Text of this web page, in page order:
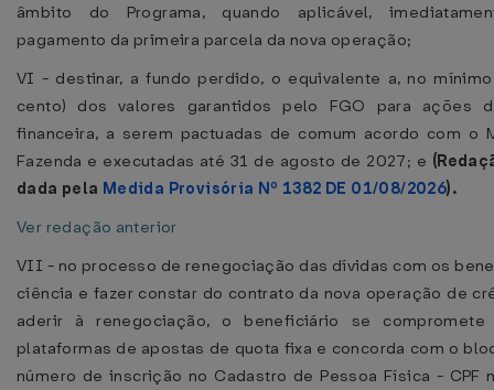
âmbito do Programa, quando aplicável,
pagamento da primeira parcela da nova operação;
VI - destinar, a fundo perdido, o equivalente a, no
cento) dos valores garantidos pelo FGO para ações
financeira, a serem pactuadas de comum acordo com o
Fazenda e executadas até 31 de agosto de 2027; e
dada pela Medida Provisória Nº 1382 DE 01/08/2026).
Ver redação anterior
VII - no processo de renegociação das dívidas com os
ciência e fazer constar do contrato da nova operação de
aderir à renegociação, o beneficiário se
plataformas de apostas de quota fixa e concorda com o
número de inscrição no Cadastro de Pessoa Física - CPF